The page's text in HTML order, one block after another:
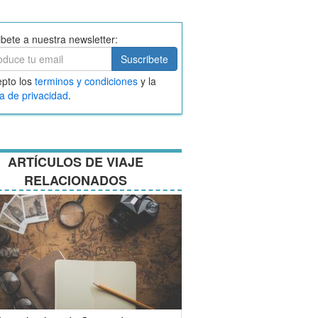
a nuestra newsletter:
Suscribete
los terminos y condiciones y la
de privacidad.
ARTÍCULOS DE VIAJE
RELACIONADOS